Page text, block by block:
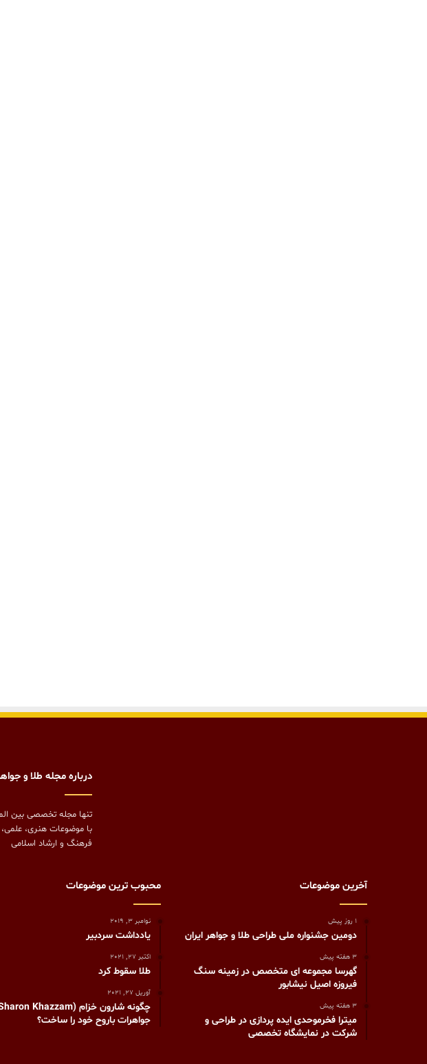
درباره مجله طلا و
تنها مجله تخصصی بین
با موضوعات هنری،
فرهنگ و ارشاد اسلامی
آخرین موضوعات
1 روز پیش
دومین جشنواره ملی طراحی طلا و جواهر ایران
3 هفته پیش
گهرسا مجموعه ای متخصص در زمینه سنگ
فیروزه اصیل نیشابور
3 هفته پیش
میترا فخرموحدی ایده پردازی در طراحی و
شرکت در نمایشگاه تخصصی
محبوب ترین موضوعات
نوامبر 3, 2019
يادداشت سردبير
اکتبر 27, 2021
طلا سقوط کرد
آوریل 27, 2021
جواهرات باروح خود را ساخت؟